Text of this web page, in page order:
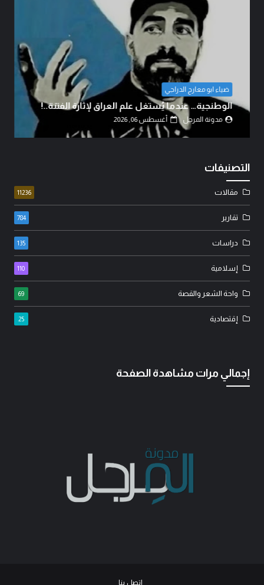
عدنان جواد
مسيرة الأربعين الاممية ثورة ضد الانانية وافشال
للمخططات الشيطانية..!
مدونة المرجل أغسطس 05, 2026
التصنيفات
مقالات 11236
تقارير 784
دراسات 135
إسلامية 110
واحة الشعر والقصة 69
إقتصادية 25
إجمالي مرات مشاهدة الصفحة
اتصل بنا